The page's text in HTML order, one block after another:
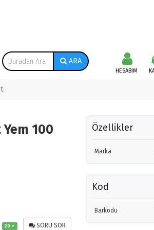
ARA
HESABIM
100
20 + SORU SOR
Özellikler
Marka
Kod
Barkodu